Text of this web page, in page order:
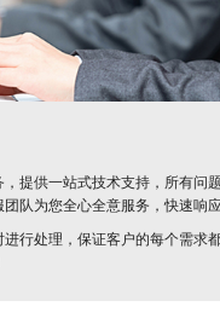
，提供一站式技术支持，所有问
队为您全心全意服务，快速响
行处理，保证客户的每个需求